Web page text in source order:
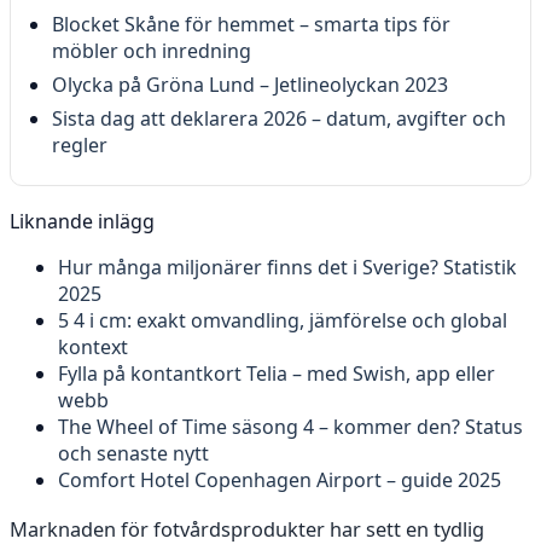
Blocket Skåne för hemmet – smarta tips för
möbler och inredning
Olycka på Gröna Lund – Jetlineolyckan 2023
Sista dag att deklarera 2026 – datum, avgifter och
regler
Liknande inlägg
Hur många miljonärer finns det i Sverige? Statistik
2025
5 4 i cm: exakt omvandling, jämförelse och global
kontext
Fylla på kontantkort Telia – med Swish, app eller
webb
The Wheel of Time säsong 4 – kommer den? Status
och senaste nytt
Comfort Hotel Copenhagen Airport – guide 2025
Marknaden för fotvårdsprodukter har sett en tydlig